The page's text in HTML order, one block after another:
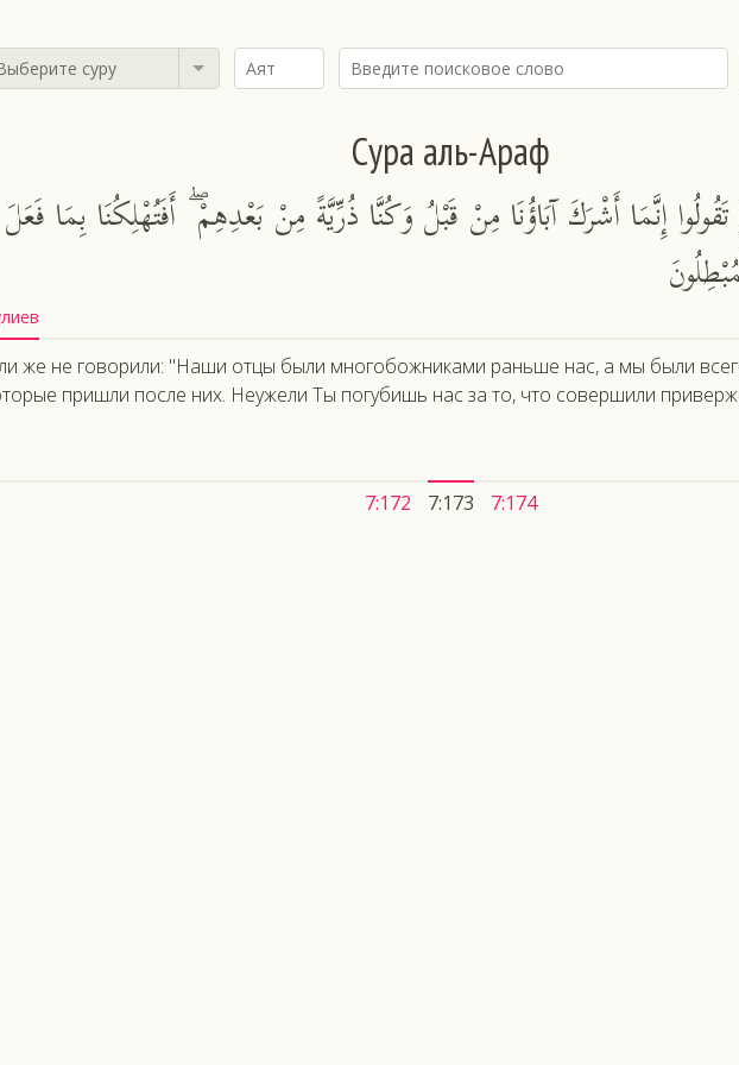
суру
Сура аль-Араф
إِنَّمَا أَشْرَكَ آبَاؤُنَا مِنْ قَبْلُ وَكُنَّا ذُرِّيَّةً مِنْ بَعْدِهِمْ ۖ أَفَتُهْلِكُنَا بِمَا فَعَلَ
же не говорили: "Наши отцы были многобожниками раньше нас, а мы были
пришли после них. Неужели Ты погубишь нас за то, что совершили
7:172 7:173 7:174